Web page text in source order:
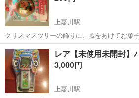
上嘉川駅
クリスマスツリーの飾りに、蓋をあけてお菓
能です。
山口 山口市 上嘉川駅 おもちゃ
レア【未使用未開封】
3,000円
上嘉川駅